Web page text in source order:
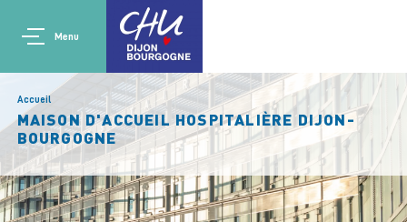
Aller au contenu principal
Main navigation
Menu
Accueil
MAISON D'ACCUEIL HOSPITALIÈRE DIJON-
BOURGOGNE
Panneau de gestion des cookies